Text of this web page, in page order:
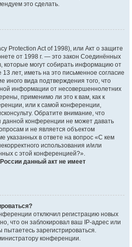
это сделать.
Protection Act of 1998), или Акт о защите
от 1998 г. — это закон Соединённых
которые могут собирать информацию от
лет, иметь на это письменное согласие
иного вида подтверждения того, что
информации от несовершеннолетних
применимо ли это к вам, как к
или к самой конференции,
Обратите внимание, что
конференции не может давать
и не является объектом
указанных в ответе на вопрос «С кем
использования и/или
с этой конференцией?».
данный акт не имеет
отключил регистрацию новых
что он заблокировал ваш IP-адрес или
зарегистрироваться.
конференции.